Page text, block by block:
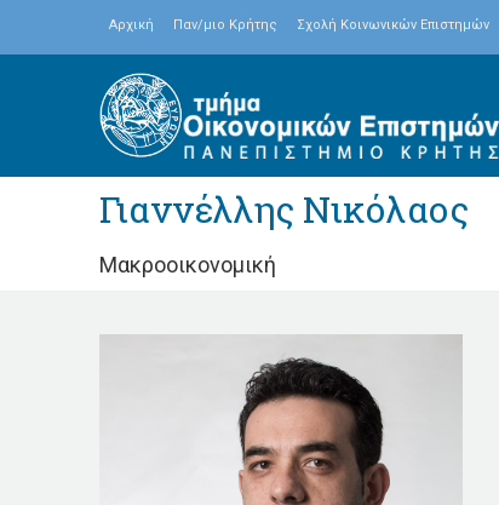
Αρχική Παν/μιο Κρήτης Σχολή Κοινωνικών Επιστημών
Γιαννέλλης Νικόλαος
Μακροοικονομική